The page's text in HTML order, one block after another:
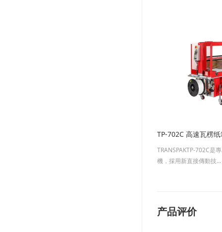
TP-702C 高速瓦楞
TRANSPAKTP-702C是
機，採用新直接傳動技...
产品评价